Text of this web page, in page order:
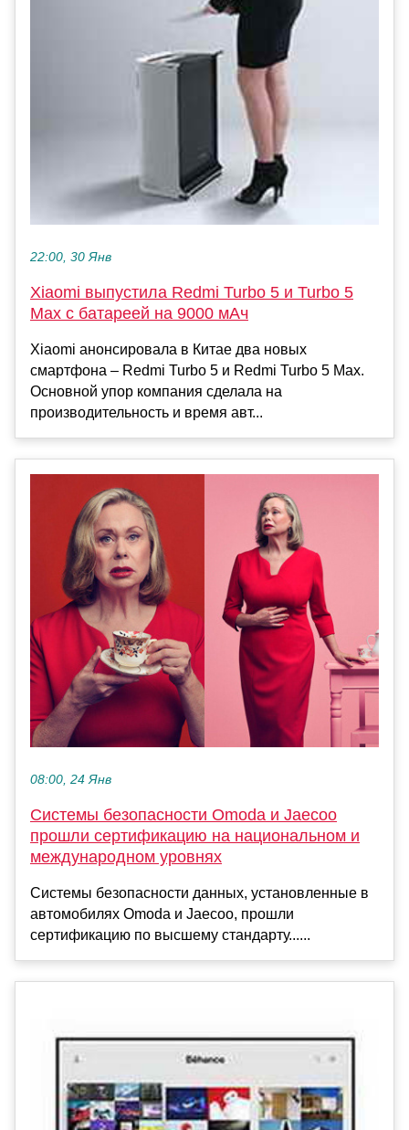
22:00, 30 Янв
Xiaomi выпустила Redmi Turbo 5 и Turbo 5
Max с батареей на 9000 мАч
Xiaomi анонсировала в Китае два новых
смартфона – Redmi Turbo 5 и Redmi Turbo 5 Max.
Основной упор компания сделала на
производительность и время авт...
08:00, 24 Янв
Системы безопасности Omoda и Jaecoo
прошли сертификацию на национальном и
международном уровнях
Системы безопасности данных, установленные в
автомобилях Omoda и Jaecoo, прошли
сертификацию по высшему стандарту......